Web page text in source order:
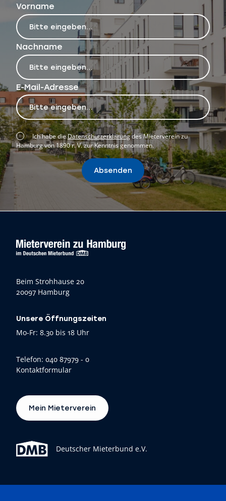
Vorname
Nachname
E-Mail-Adresse
Ich habe dieDatenschutzerklärungdes Mieterverein zu
Hamburg von 1890 r. V. zur Kenntnis genommen.
Absenden
Beim Strohhause 20
20097 Hamburg
Unsere Öffnungszeiten
Mo-Fr: 8.30 bis 18 Uhr
Telefon: 040 87979 - 0
Kontaktformular
Deutscher Mieterbund e.V.
Mein Mieterverein